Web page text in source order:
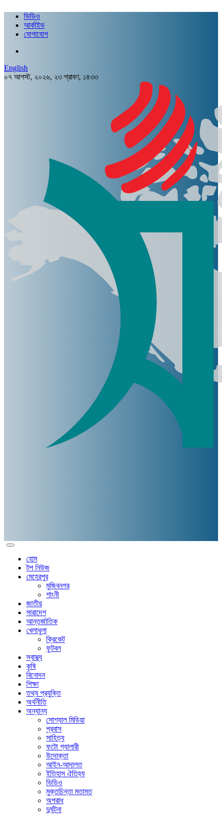
ভিডিও
আর্কাইভ
যোগাযোগ
English
০৭ আগস্ট, ২০২৬, ২৩ শ্রাবণ, ১৪৩৩
হোম
টপ নিউজ
মেহেরপুর
মুজিবনগর
গাংনী
জাতীয়
সারাদেশ
আন্তর্জাতিক
খেলাধুলা
ক্রিকেট
ফুটবল
স্বাস্থ্য
কৃষি
বিনোদন
শিক্ষা
তথ্য প্রযুক্তি
অর্থনীতি
অন্যান্য
সোশ্যাল মিডিয়া
প্রবাস
সাহিত্য
ফটো গ্যালারী
উদোক্তা
আইন-আদালত
ইতিহাস ঐতিহ্য
ভিডিও
মুক্তচিন্তা মতামত
অপরাধ
দুর্ঘটনা